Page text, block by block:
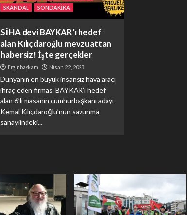
SKANDAL
SONDAKİKA
SİHA devi BAYKAR’ı hedef
alan Kılıçdaroğlu mevzuattan
habersiz! İşte gerçekler
Erginbaykam Nisan 22, 2023
Dünyanın en büyük insansız hava aracı
ihraç eden firması BAYKAR’ı hedef
alan 6’lı masanın cumhurbaşkanı adayı
Kemal Kılıçdaroğlu’nun savunma
sanayiindeki...